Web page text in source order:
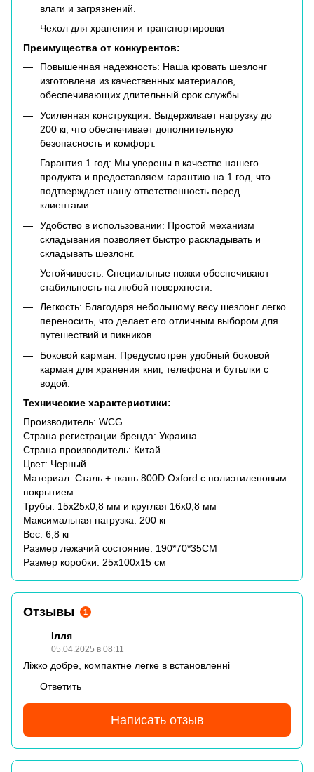
влаги и загрязнений.
Чехол для хранения и транспортировки
Преимущества от конкурентов:
Повышенная надежность: Наша кровать шезлонг
изготовлена из качественных материалов,
обеспечивающих длительный срок службы.
Усиленная конструкция: Выдерживает нагрузку до
200 кг, что обеспечивает дополнительную
безопасность и комфорт.
Гарантия 1 год: Мы уверены в качестве нашего
продукта и предоставляем гарантию на 1 год, что
подтверждает нашу ответственность перед
клиентами.
Удобство в использовании: Простой механизм
складывания позволяет быстро раскладывать и
складывать шезлонг.
Устойчивость: Специальные ножки обеспечивают
стабильность на любой поверхности.
Легкость: Благодаря небольшому весу шезлонг легко
переносить, что делает его отличным выбором для
путешествий и пикников.
Боковой карман: Предусмотрен удобный боковой
карман для хранения книг, телефона и бутылки с
водой.
Технические характеристики:
Производитель: WCG
Страна регистрации бренда: Украина
Страна производитель: Китай
Цвет: Черный
Материал: Сталь + ткань 800D Oxford с полиэтиленовым
покрытием
Трубы: 15х25х0,8 мм и круглая 16х0,8 мм
Максимальная нагрузка: 200 кг
Вес: 6,8 кг
Размер лежачий состояние: 190*70*35CM
Размер коробки: 25х100х15 см
Отзывы 1
Ілля
05.04.2025 в 08:11
Ліжко добре, компактне легке в встановленні
Ответить
Написать отзыв